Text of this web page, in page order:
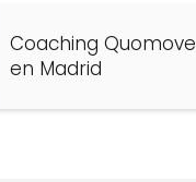
Coaching Quomove
en Madrid